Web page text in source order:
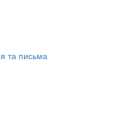
та письма